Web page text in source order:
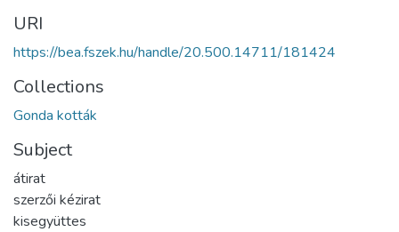
URI
https://bea.fszek.hu/handle/20.500.14711/181424
Collections
Gonda kották
Subject
átirat
szerzői kézirat
kisegyüttes